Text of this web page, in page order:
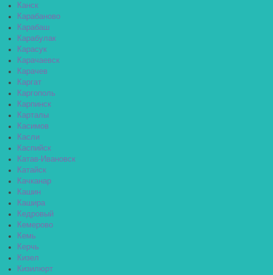
Канск
Карабаново
Карабаш
Карабулак
Карасук
Карачаевск
Карачев
Каргат
Каргополь
Карпинск
Карталы
Касимов
Касли
Каспийск
Катав-Ивановск
Катайск
Качканар
Кашин
Кашира
Кедровый
Кемерово
Кемь
Керчь
Кизел
Кизилюрт